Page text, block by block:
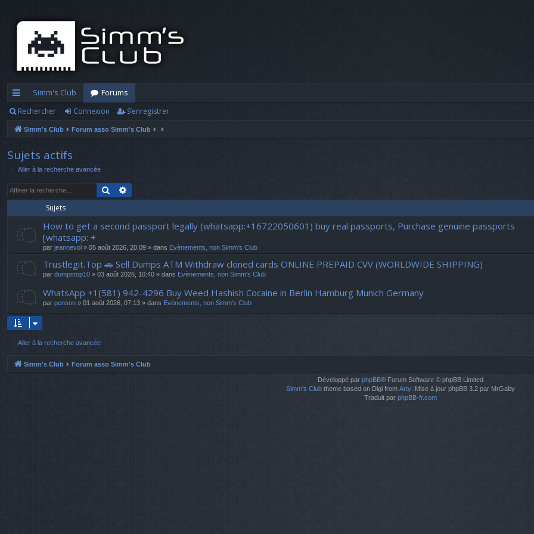
cc
ès
ra
pi
d
Simm's Club
Forums
Rechercher Connexion S’enregistrer
Simm's Club Forum asso Simm's Club
Sujets actifs
Aller à la recherche avancée
Rechercher
Sujets
How to get a second passport legally (whatsapp:+16722050601) buy real passports, Purchase genuine passports
[whatsapp: +
par jeannevol » 05 août 2026, 20:09 » dans Evènements, non Simm's Club
Trustlegit.Top 🚗 Sell Dumps ATM Withdraw cloned cards ONLINE PREPAID CVV (WORLDWIDE SHIPPING)
par dumpstop10 » 03 août 2026, 10:40 » dans Evènements, non Simm's Club
WhatsApp +1(581) 942-4296 Buy Weed Hashish Cocaine in Berlin Hamburg Munich Germany
par penson » 01 août 2026, 07:13 » dans Evènements, non Simm's Club
Aller à la recherche avancée
Simm's Club Forum asso Simm's Club
Développé par phpBB® Forum Software © phpBB Limited
Simm's Club theme based on Digi from Arty. Mise à jour phpBB 3.2 par MrGaby
Traduit par phpBB-fr.com